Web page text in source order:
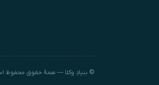
© بنیادِ وکلا — همهٔ حقوق محفوظ